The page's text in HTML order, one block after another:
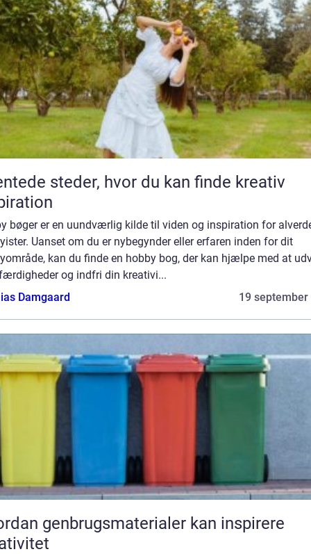
steder, hvor du kan finde kreativ
bøger er en uundværlig kilde til viden og inspiration for
Uanset om du er nybegynder eller erfaren inden for dit
kan du finde en hobby bog, der kan hjælpe med at
og indfri din kreativi...
Damgaard
19 september
genbrugsmaterialer kan inspirere